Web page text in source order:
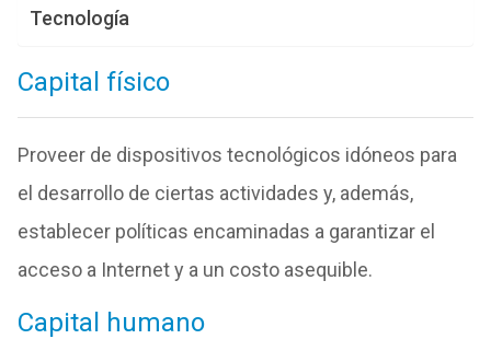
Tecnología
Capital físico
Proveer de dispositivos tecnológicos idóneos para
el desarrollo de ciertas actividades y, además,
establecer políticas encaminadas a garantizar el
acceso a Internet y a un costo asequible.
Capital humano